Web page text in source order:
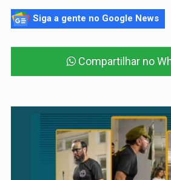
Siga a gente no Google News
Compartilhar no